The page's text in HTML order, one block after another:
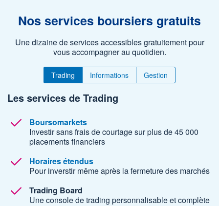
Nos services boursiers gratuits
Une dizaine de services accessibles gratuitement pour
vous accompagner au quotidien.
Trading Informations Gestion
Les services de Trading
Boursomarkets
Investir sans frais de courtage sur plus de 45 000
placements financiers
Horaires étendus
Pour inverstir même après la fermeture des marchés
Trading Board
Une console de trading personnalisable et complète